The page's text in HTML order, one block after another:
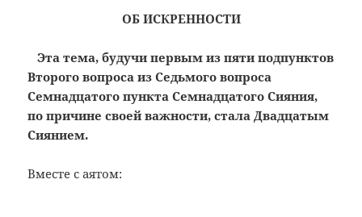
ОБ ИСКРЕННОСТИ
Эта тема, будучи первым из пяти подпунктов
Второго вопроса из Седьмого вопроса
Семнадцатого пункта Семнадцатого Сияния,
по причине своей важности, стала Двадцатым
Сиянием.
Вместе с аятом: